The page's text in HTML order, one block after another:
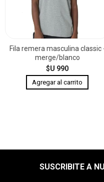
Fila remera masculina classic
merge/blanco
$U 990
SUSCRIBITE A